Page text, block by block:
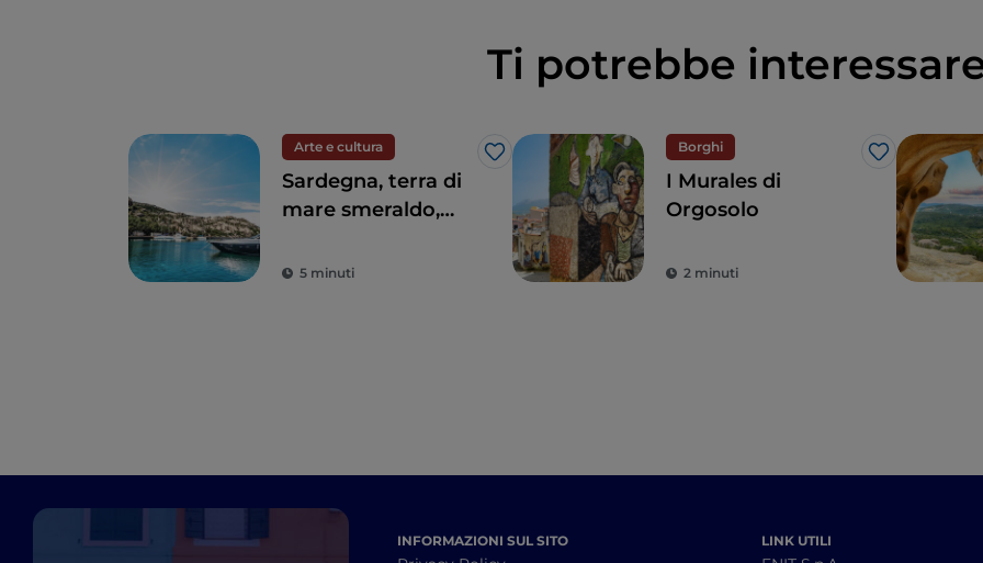
Ti potrebbe
Arte e cultura
Like
Sardegna, terra di
mare smeraldo,
millenarie
5 minuti
Borghi
Like
I Murales di
Orgosolo
2 minuti
INFORMAZIONI SUL SITO LINK UTILI